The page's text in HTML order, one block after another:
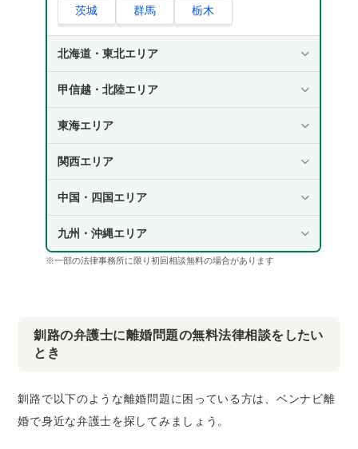
茨城 群馬 栃木
北海道・東北エリア
甲信越・北陸エリア
東海エリア
関西エリア
中国・四国エリア
九州・沖縄エリア
※一部の法律事務所に限り初回相談無料の場合があります
釧路の弁護士に離婚問題の無料法律相談をしたい
とき
釧路で以下のような離婚問題に困っている方は、ベンナビ離
婚で身近な弁護士を探してみましょう。